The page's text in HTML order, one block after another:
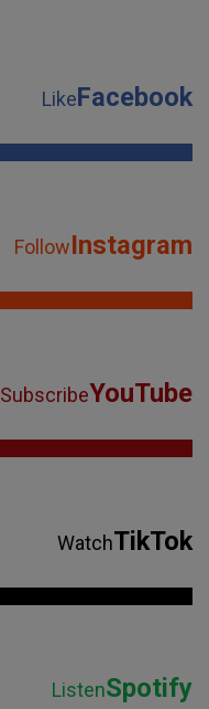
LikeFacebook
FollowInstagram
SubscribeYouTube
WatchTikTok
ListenSpotify